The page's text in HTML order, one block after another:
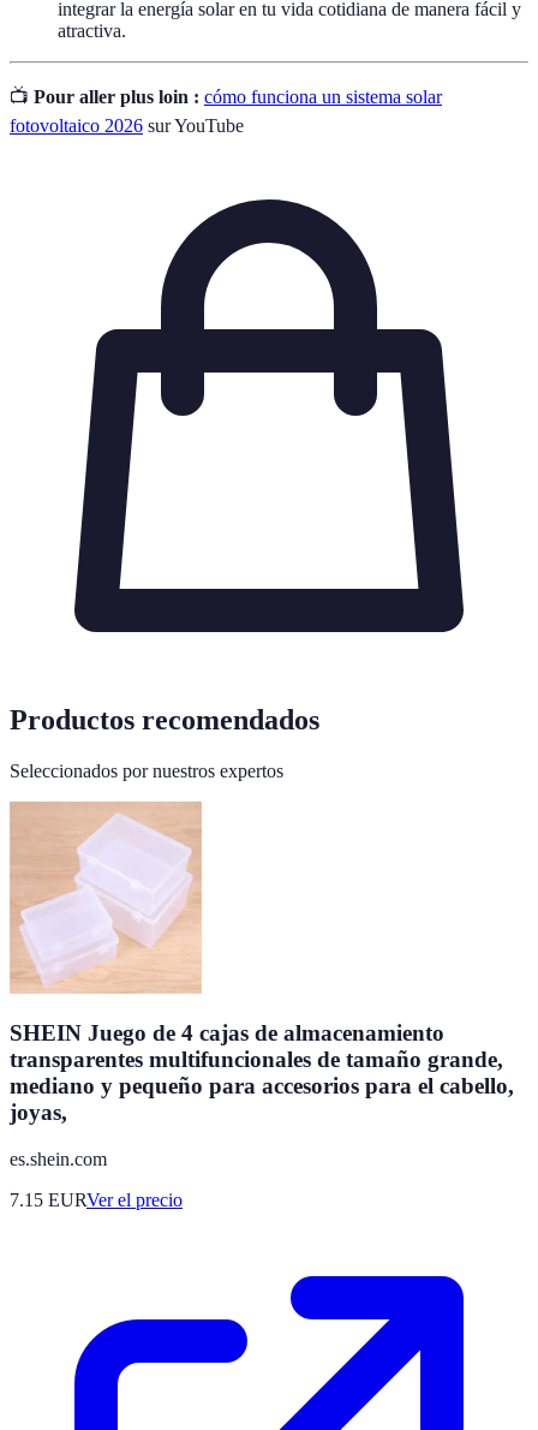
integrar la energía solar en tu vida cotidiana de manera fácil y
atractiva.
📺 Pour aller plus loin : cómo funciona un sistema solar
fotovoltaico 2026 sur YouTube
Productos recomendados
Seleccionados por nuestros expertos
SHEIN Juego de 4 cajas de almacenamiento
transparentes multifuncionales de tamaño grande,
mediano y pequeño para accesorios para el cabello,
joyas,
es.shein.com
7.15 EURVer el precio